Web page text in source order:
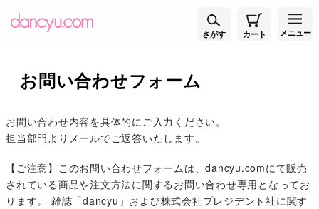
さがす カート メニュー
お問い合わせフォーム
お問い合わせ内容を具体的にご入力ください。
担当部門よりメールでご返答いたします。
【ご注意】このお問い合わせフォームは、dancyu.comにて販売
されている商品や注文方法に関するお問い合わせ専用となってお
ります。 雑誌「dancyu」および株式会社プレジデント社に関す